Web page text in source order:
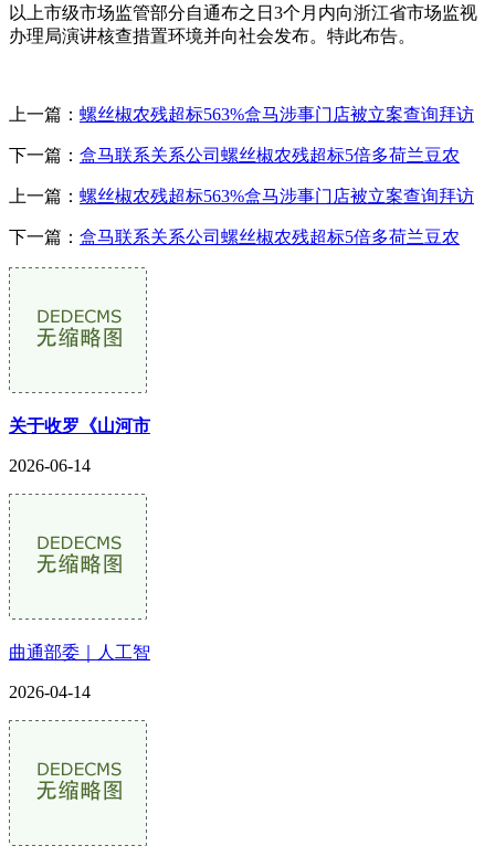
以上市级市场监管部分自通布之日3个月内向浙江省市场监视
办理局演讲核查措置环境并向社会发布。特此布告。
上一篇： 螺丝椒农残超标563%盒马涉事门店被立案查询拜访
下一篇： 盒马联系关系公司螺丝椒农残超标5倍多荷兰豆农
上一篇： 螺丝椒农残超标563%盒马涉事门店被立案查询拜访
下一篇： 盒马联系关系公司螺丝椒农残超标5倍多荷兰豆农
关于收罗《山河市
2026-06-14
曲通部委｜人工智
2026-04-14